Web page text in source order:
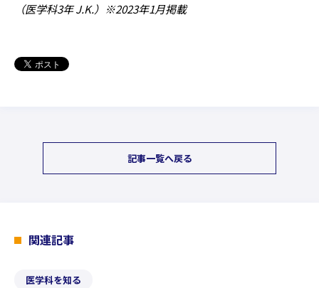
（医学科3年 J.K.）※2023年1月掲載
記事一覧へ戻る
関連記事
医学科を知る